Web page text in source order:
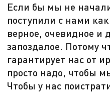
Если бы мы не
поступили с нами
верное, очевидное и
запоздалое. Потому
гарантирует нас от
просто надо, чтобы
Чтобы у нас